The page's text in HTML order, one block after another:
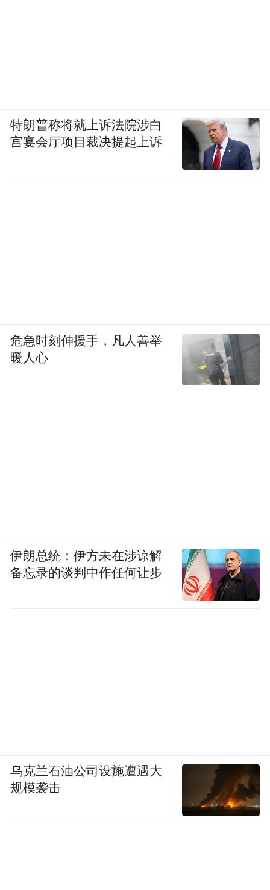
特朗普称将就上诉法院涉白
宫宴会厅项目裁决提起上诉
危急时刻伸援手，凡人善举
暖人心
伊朗总统：伊方未在涉谅解
备忘录的谈判中作任何让步
乌克兰石油公司设施遭遇大
规模袭击